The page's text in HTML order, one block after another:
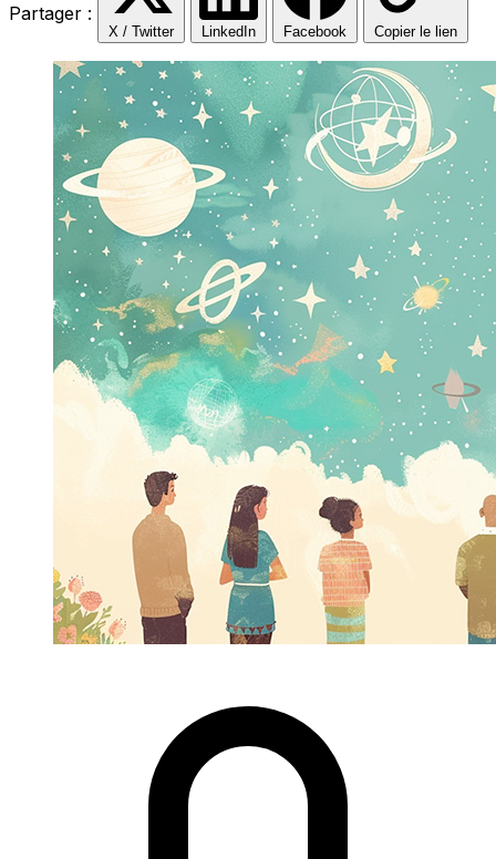
Partager :
X / Twitter LinkedIn Facebook Copier le lien